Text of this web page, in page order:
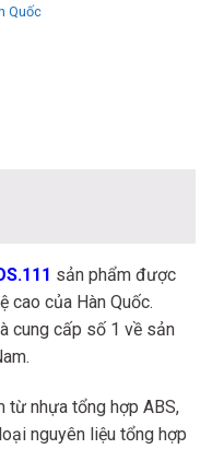
Quốc
sản phẩm được
cao của Hàn Quốc.
cung cấp số 1 về sản
từ nhựa tổng hợp ABS,
nguyên liệu tổng hợp